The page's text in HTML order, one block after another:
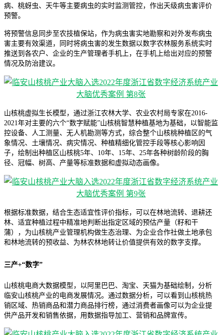
病、桃蚜虫、天牛等主要病虫的实时监测管控，作出天级病虫害评价
预警。
将预警信息同步至农技植保站，作为病虫害实地勘察和对外发布病虫
害主要有效渠道，同时将病虫害的发生数据以数字农林服务系统实时
推送到各农户、企业的生产管理者手机上，在手机上给出对应的预警
情况及防治建议。
山核桃虚拟生长模型，通过浙江农林大学、农业农村局专家在2016-
2021年对主要的六个“数字赋能”山核桃智慧种植基地为基础，以智能监
控设备、人工测量、无人机勘测等方式，综合整个山核桃种植区的气
象情况、土壤情况、病灾情况、种植精细化管控手段等核心影响因
子，绘制出种植区山核桃5年、10年、15年、25年各种树龄阶段的胸
径、冠幅、树高、产量等标准数据和虚拟动态画像。
根据标准数据，结合生态适宜性评价指标，可以在林地流转、退耕还
林、适宜种植过程中精准地判断出指定区域的预估产量（籽和干
蒲），为山核桃产业管理机构做生态治理、为企业合作社做土地承包
和林地流转的预收益、为林农林地转让价值提供有效的数字支撑。
三产+“数字”
山核桃电商大数据模型，以阿里巴巴、淘宝、天猫为基础绘制，分析
临安山核桃产业的电商发展情况。通过数据分析，可以看到山核桃热
销区域、热销商品和潜力商品排行榜，通过消费者画像可以为企业提
供产品开发和销售依据，用数据指导加工、营销和品牌宣传。